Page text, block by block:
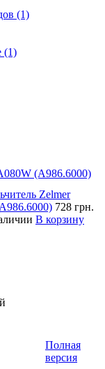
(1)
(1)
(A986.6000)
Zelmer
728 грн.
В корзину
Полная
версия